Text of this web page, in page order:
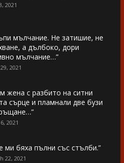
2021
мълчание. Не затишие, не
а дълбоко, дори
мълчание…”
2021
жена с разбито на ситни
сърце и пламнали две бузи
2021
ми бяха пълни със стълби.”
22, 2021